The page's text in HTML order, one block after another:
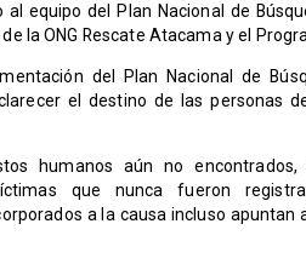
equipo del Plan Nacional de
la ONG Rescate Atacama y el
del Plan Nacional de
el destino de las personas
humanos aún no
que nunca fueron
a la causa incluso apuntan